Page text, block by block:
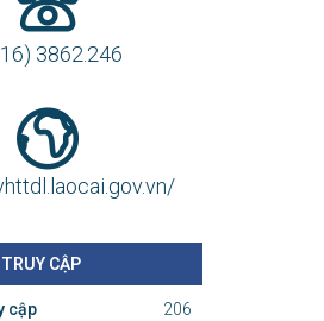
3862.246
CẬP
cập 206